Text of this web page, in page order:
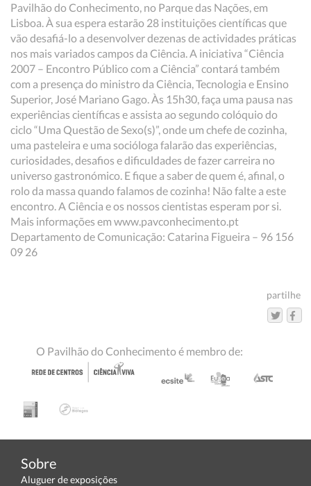
Pavilhão do Conhecimento, no Parque das Nações, em
Lisboa. À sua espera estarão 28 instituições científicas que
vão desafiá-lo a desenvolver dezenas de actividades práticas
nos mais variados campos da Ciência. A iniciativa “Ciência
2007 – Encontro Público com a Ciência” contará também
com a presença do ministro da Ciência, Tecnologia e Ensino
Superior, José Mariano Gago. Às 15h30, faça uma pausa nas
experiências científicas e assista ao segundo colóquio do
ciclo “Uma Questão de Sexo(s)”, onde um chefe de cozinha,
uma pasteleira e uma socióloga falarão das experiências,
curiosidades, desafios e dificuldades de fazer carreira no
universo gastronómico. E fique a saber de quem é, afinal, o
rolo da massa quando falamos de cozinha! Não falte a este
encontro. A Ciência e os nossos cientistas esperam por si.
Mais informações em www.pavconhecimento.pt
Departamento de Comunicação: Catarina Figueira – 96 156
09 26
partilhe
O Pavilhão do Conhecimento é membro de:
Sobre
Aluguer de exposições